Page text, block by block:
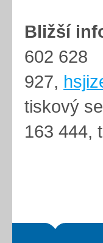
Bližší
602 628
927,
tiskový
163 444,